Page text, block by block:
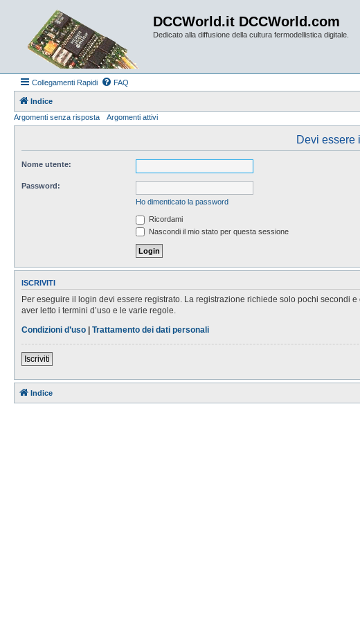
DCCWorld.it DCCWorld.com
Dedicato alla diffusione della cultura fermodellistica digitale.
Collegamenti Rapidi FAQ
Indice
Argomenti senza risposta
Argomenti attivi
Devi essere
Nome utente:
Password:
Ho dimenticato la password
Ricordami
Nascondi il mio stato per questa sessione
ISCRIVITI
Per eseguire il login devi essere registrato. La registrazione richiede solo pochi secondi
aver letto i termini d’uso e le varie regole.
Condizioni d’uso | Trattamento dei dati personali
Iscriviti
Indice